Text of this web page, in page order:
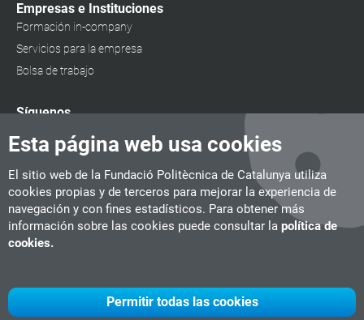
Esta página web usa cookies
El sitio web de la Fundació Politècnica de Catalunya utiliza
cookies propias y de terceros para mejorar la experiencia de
navegación y con fines estadísticos. Para obtener más
información sobre las cookies puede consultar la política de
cookies.
Permitir todas las cookies
Empresas e Instituciones
Formación in-company
Servicios para la empresa
Bolsa de trabajo
Síguenos